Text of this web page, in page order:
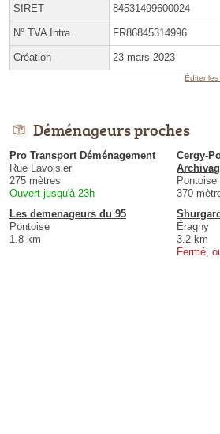
SIRET 84531499600024
N° TVA Intra. FR86845314996
Création 23 mars 2023
Éditer
Déménageurs proches
Pro Transport Déménagement
Rue Lavoisier
275 mètres
Ouvert jusqu'à 23h
Cergy-
Pontoise
370
Les demenageurs du 95
Pontoise
1.8 km
Éragny
3.2 km
Fermé,